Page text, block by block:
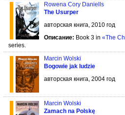
Rowena Cory Daniells
The Usurper
авторская книга, 2010 год
Описание: Book 3 in «The
series.
Marcin Wolski
Bogowie jak ludzie
авторская книга, 2004 год
Marcin Wolski
Zamach na Polskę